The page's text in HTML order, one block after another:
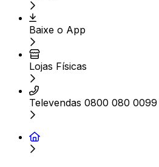
Baixe o App
Lojas Físicas
Televendas 0800 080 0099